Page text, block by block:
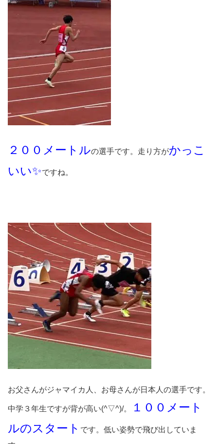
２００メートルの選手です。走り方がかっこ
いい✨ですね。
お父さんがジャマイカ人、お母さんが日本人の選手です。
中学３年生ですが背が高い(^▽^)/。
１００メート
ルのスタート です。低い姿勢で飛び出していま